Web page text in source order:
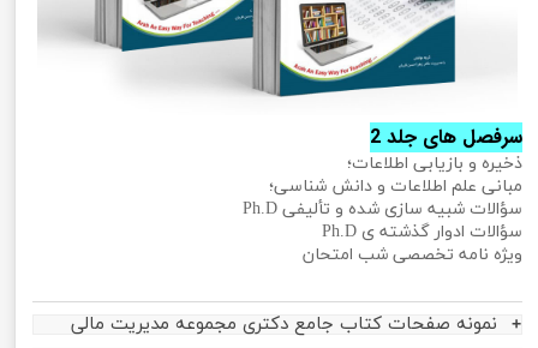
سرفصل های جلد 2
ذخیره و بازیابی اطلاعات؛
مبانی علم اطلاعات و دانش شناسی؛
سؤالات شبیه سازی شده و تألیفی Ph.D
سؤالات ادوار گذشته ی Ph.D
ویژه نامه تخصصی شب امتحان
نمونه صفحات کتاب جامع دکتری مجموعه مدیریت مالی